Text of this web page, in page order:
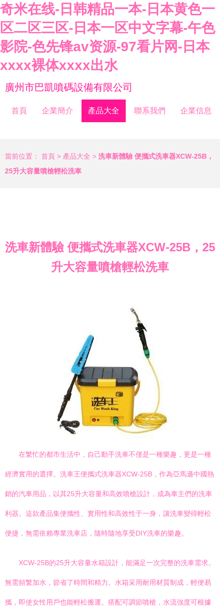
奇米在线-日韩精品一本-日本黄色一
区二区三区-日本一区中文字幕-午色
影院-色先锋av资源-97看片网-日本
xxxx裸体xxxx出水
廣州市巴凱噴碼設備有限公司
首頁 企業簡介 產品大全 聯系我們 企業信息
當前位置： 首頁 > 產品大全 > 洗車新體驗 便攜式洗車器XCW-25B，
25升大容量噴槍輕松洗車
洗車新體驗 便攜式洗車器XCW-25B，25
升大容量噴槍輕松洗車
在繁忙的都市生活中，自己動手洗車不僅是一種樂趣，更是一種
經濟實用的選擇。洗車王便攜式洗車器XCW-25B，作為亞馬遜中國熱
銷的汽車用品，以其25升大容量和高效噴槍設計，成為車主們的洗車
利器。這款產品集便攜性、實用性和高效性于一身，讓洗車變得輕松
便捷，無需依賴專業洗車店，隨時隨地享受DIY洗車的樂趣。
XCW-25B的25升大容量水箱設計，能滿足一次完整的洗車需求。
無需頻繁加水，節省了時間和精力。水箱采用耐用材質制成，輕便易
攜，即使女性用戶也能輕松搬運。搭配可調節噴槍，水流強度可根據